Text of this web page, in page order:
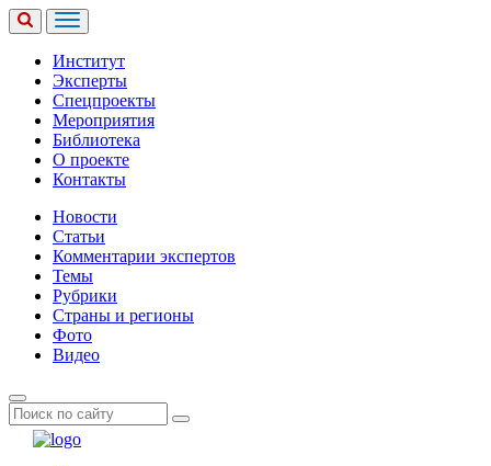
Институт
Эксперты
Спецпроекты
Мероприятия
Библиотека
О проекте
Контакты
Новости
Статьи
Комментарии экспертов
Темы
Рубрики
Страны и регионы
Фото
Видео